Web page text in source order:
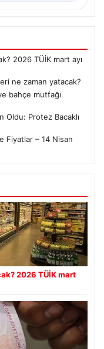
2026 TÜİK mart ayı
ne zaman yatacak?
bahçe mutfağı
Oldu: Protez Bacaklı
Fiyatlar – 14 Nisan
2026 TÜİK mart